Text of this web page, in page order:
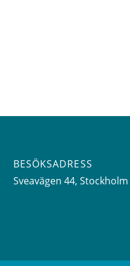
BESÖKSADRESS
Sveavägen 44, Stockholm